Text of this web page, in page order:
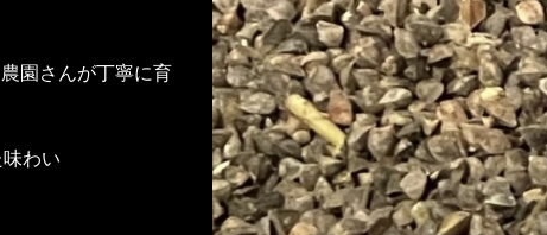
園さんが丁寧に育
わい